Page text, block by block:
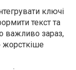
ключі
текст та
важливо зараз,
жорсткіше